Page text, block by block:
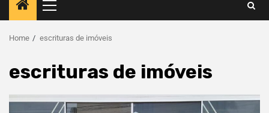
Home escrituras de imóveis
escrituras de imóveis